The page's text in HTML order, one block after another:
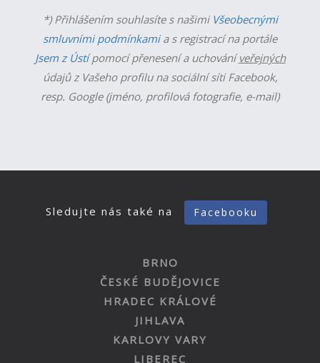
*) Přihlášením souhlasíte s našimi Všeobecnými
smluvními podmínkamia s registrací na portále
Jsem z Ústípomocí přenesení a uchováníveřejných
údajů z Vašeho profilu na sociální síti Facebook,
resp. Google (jméno, profilová fotografie, e-mail)
Sledujte nás také na Facebooku
BRNO
ČESKÉ BUDĚJOVICE
HRADEC KRÁLOVÉ
JIHLAVA
KARLOVY VARY
LIBEREC